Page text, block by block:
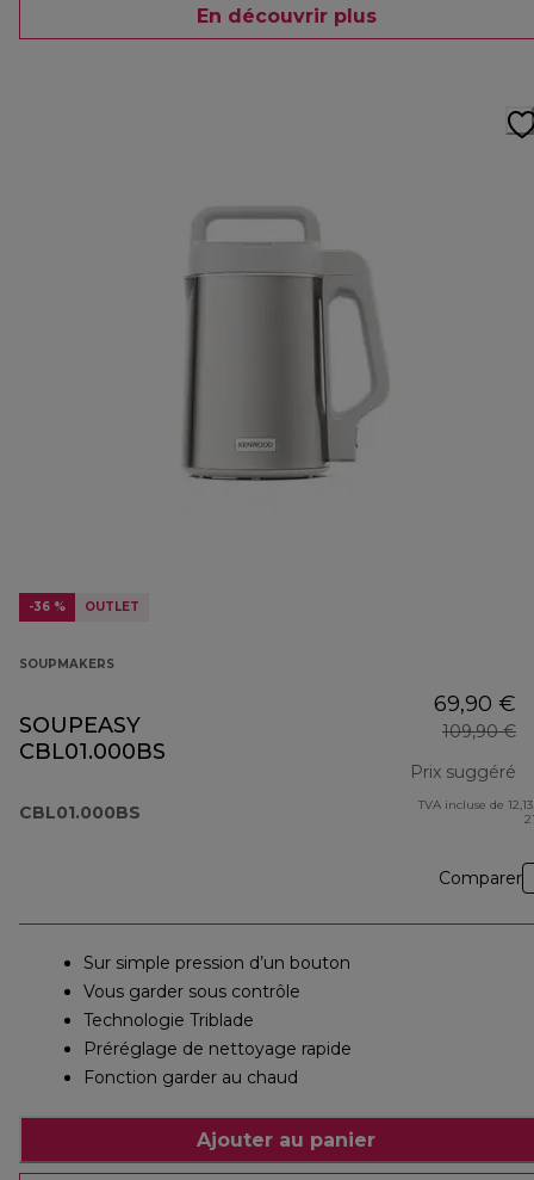
En découvrir plus
-36 % OUTLET
SOUPMAKERS
SOUPEASY
CBL01.000BS
CBL01.000BS
69,90 €
109,90 €
Prix suggéré
TVA incluse de
Comparer
Sur simple pression d’un bouton
Vous garder sous contrôle
Technologie Triblade
Préréglage de nettoyage rapide
Fonction garder au chaud
Ajouter au panier